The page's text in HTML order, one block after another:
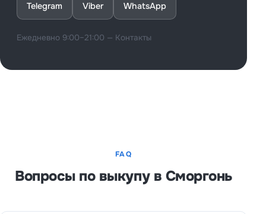
Telegram Viber WhatsApp
Ежедневно 9:00–21:00 — Контакты
FAQ
Вопросы по выкупу в Сморгонь